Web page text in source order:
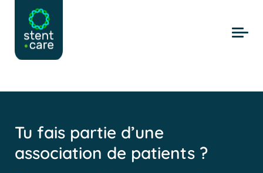
Skip to main content
Tu fais partie d’une
association de patients ?